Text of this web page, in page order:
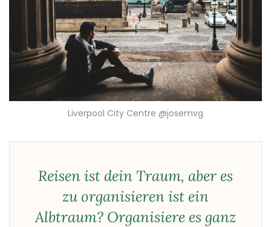
Liverpool City Centre @josemvg
Reisen ist dein Traum, aber es
zu organisieren ist ein
Albtraum? Organisiere es ganz